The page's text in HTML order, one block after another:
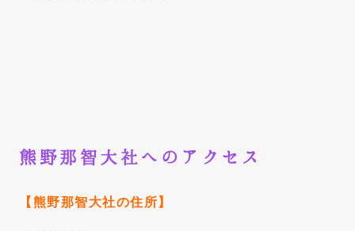
熊野那智大社へのアクセス
【熊野那智大社の住所】